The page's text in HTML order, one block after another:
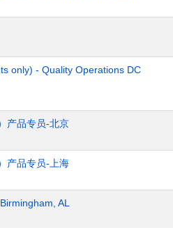
only) - Quality Operations DC
产品专员-北京
产品专员-上海
AL